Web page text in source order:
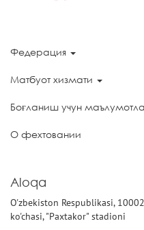
Федерация
Матбуот хизмати
Боғланиш учун
О фехтовании
Aloqa
O'zbekiston Respublikasi,
ko'chasi, "Paxtakor" stadioni